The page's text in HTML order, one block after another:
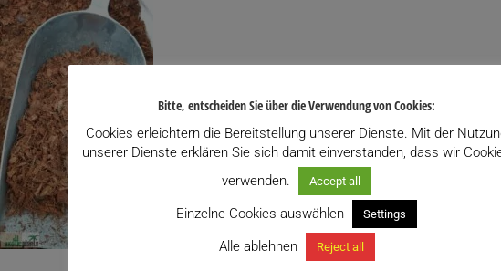
Bitte, entscheiden Sie über die Verwendung von Cookies:
Cookies erleichtern die Bereitstellung unserer Dienste. Mit der
unserer Dienste erklären Sie sich damit einverstanden, dass wir
verwenden.
Accept all
Einzelne Cookies auswählen Settings
Alle ablehnen Reject all